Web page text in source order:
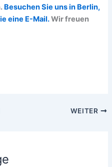
Besuchen Sie uns in Berlin,
eine E-Mail.Wir freuen
WEITER